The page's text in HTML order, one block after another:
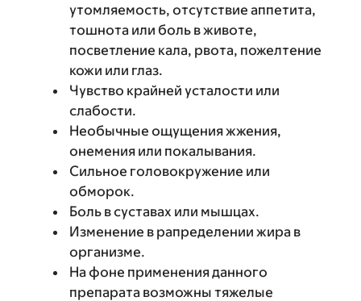
утомляемость, отсутствие аппетита,
тошнота или боль в животе,
посветление кала, рвота, пожелтение
кожи или глаз.
Чувство крайней усталости или
слабости.
Необычные ощущения жжения,
онемения или покалывания.
Сильное головокружение или
обморок.
Боль в суставах или мышцах.
Изменение в рапределении жира в
организме.
На фоне применения данного
препарата возможны тяжелые